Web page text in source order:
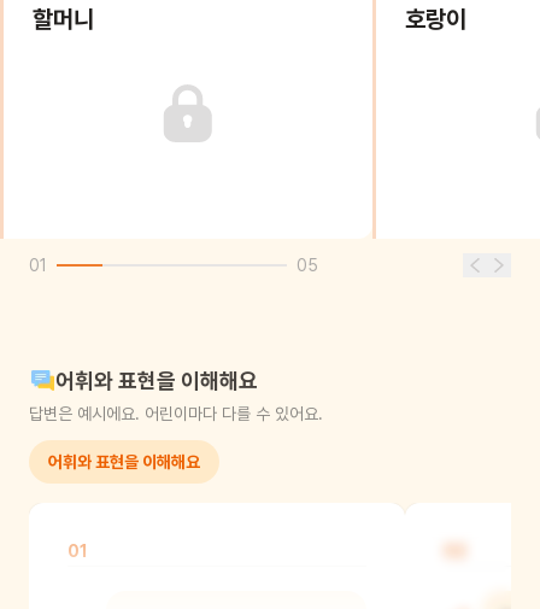
할머니 호랑이
01 05
어휘와 표현을 이해해요
답변은 예시에요. 어린이마다 다를 수 있어요.
어휘와 표현을 이해해요
01